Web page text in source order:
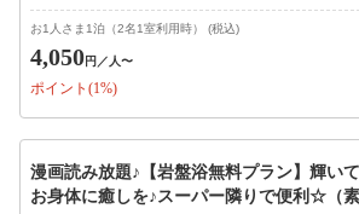
お1人さま1泊（2名1室利用時） (税込)
4,050円 ／人〜
ポイント(1%)
漫画読み放題♪【岩盤浴無料プラン】輝い
お身体に癒しを♪スーパー隣りで便利☆（素